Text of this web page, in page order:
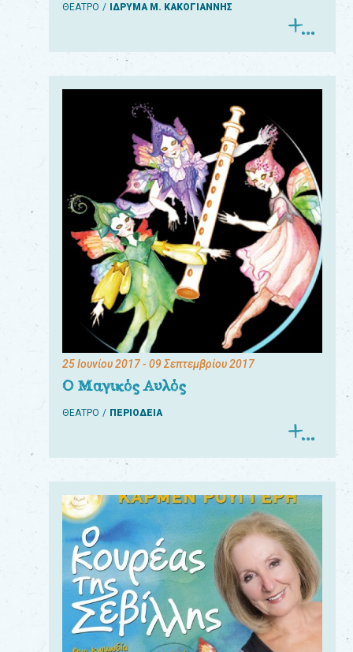
ΘΕΑΤΡΟ ΙΔΡΥΜΑ Μ. ΚΑΚΟΓΙΑΝΝΗΣ
25 Ιουνίου 2017- 09 Σεπτεμβρίου 2017
Ο Μαγικός Αυλός
ΘΕΑΤΡΟ ΠΕΡΙΟΔΕΙΑ